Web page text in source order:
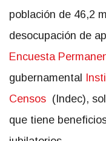
población de 46,2
desocupación de
Encuesta
gubernamental
Censos (Indec),
que tiene